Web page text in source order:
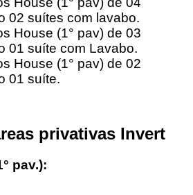
02 suítes com lavabo.
House (1° pav) de 03
01 suíte com Lavabo.
House (1° pav) de 02
01 suíte.
privativas Invert
pav.):